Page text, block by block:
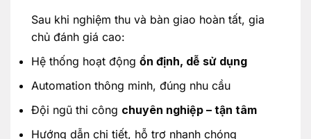
Sau khi nghiệm thu và bàn giao hoàn tất, gia
chủ đánh giá cao:
Hệ thống hoạt động ổn định, dễ sử dụng
Automation thông minh, đúng nhu cầu
Đội ngũ thi công chuyên nghiệp – tận tâm
Hướng dẫn chi tiết, hỗ trợ nhanh chóng